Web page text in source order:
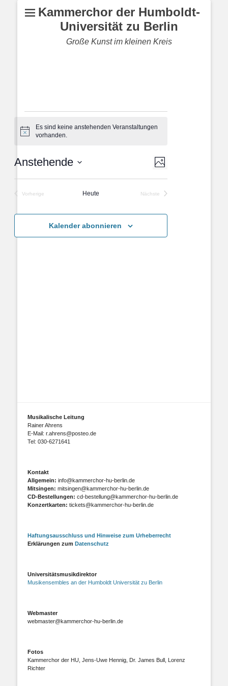
Kammerchor der Humboldt-
Universität zu Berlin
Große Kunst im kleinen Kreis
Hinweis
Es sind keine anstehenden Veranstaltungen
vorhanden.
Ansichten-
Veranstaltung
Ansichten-
Navigation
Foto
Anstehende
of
Photo
Vorherige
Heute
Nächste
Kalender abonnieren
Musikalische Leitung
Rainer Ahrens
E-Mail: r.ahrens@posteo.de
Tel: 030-6271641
Kontakt
Allgemein: info@kammerchor-hu-berlin.de
Mitsingen: mitsingen@kammerchor-hu-berlin.de
CD-Bestellungen: cd-bestellung@kammerchor-hu-berlin.de
Konzertkarten: tickets@kammerchor-hu-berlin.de
Haftungsausschluss und Hinweise zum Urheberrecht
Erklärungen zum Datenschutz
Universitätsmusikdirektor
Musikensembles an der Humboldt Universität zu Berlin
Webmaster
webmaster@kammerchor-hu-berlin.de
Fotos
Kammerchor der HU, Jens-Uwe Hennig, Dr. James Bull, Lorenz
Richter